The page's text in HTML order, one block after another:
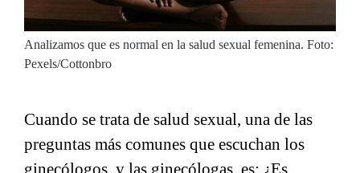
Analizamos que es normal en la salud sexual femenina. Foto:
Pexels/Cottonbro
Cuando se trata de salud sexual, una de las
preguntas más comunes que escuchan los
ginecólogos, y las ginecólogas, es: ¿Es